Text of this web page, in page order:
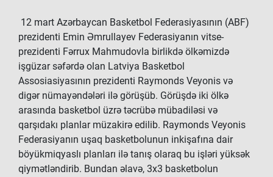
12 mart Azərbaycan Basketbol Federasiyasının (ABF)
prezidenti Emin Əmrullayev Federasiyanın vitse-
prezidenti Fərrux Mahmudovla birlikdə ölkəmizdə
işgüzar səfərdə olan Latviya Basketbol
Assosiasiyasının prezidenti Raymonds Veyonis və
digər nümayəndələri ilə görüşüb. Görüşdə iki ölkə
arasında basketbol üzrə təcrübə mübadiləsi və
qarşıdakı planlar müzakirə edilib. Raymonds Veyonis
Federasiyanın uşaq basketbolunun inkişafına dair
böyükmiqyaslı planları ilə tanış olaraq bu işləri yüksək
qiymətləndirib. Bundan əlavə, 3x3 basketbolun